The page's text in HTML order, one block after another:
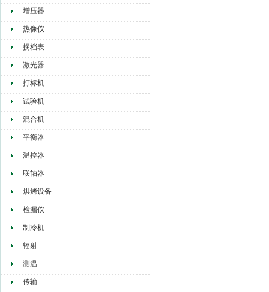
增压器
热像仪
拐档表
激光器
打标机
试验机
混合机
平衡器
温控器
联轴器
烘烤设备
检漏仪
制冷机
辐射
测温
传输